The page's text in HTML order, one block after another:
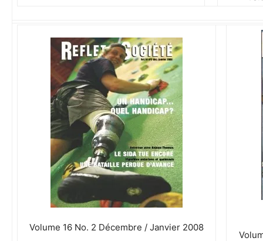
Volume 16 No. 2 Décembre / Janvier 2008